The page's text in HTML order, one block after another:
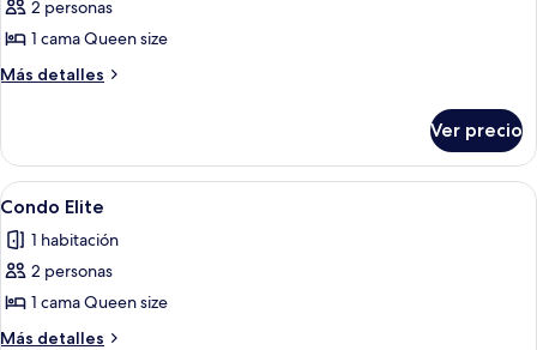
de
Estudio
urbano
2 personas
1 cama Queen size
Más detalles
Más
urbano
Ver precio
Abrir
todas
las
fotos
de
Condo
Una habitación de hotel moderna
16
Condo Elite
1 habitación
2 personas
1 cama Queen size
Más detalles
Más